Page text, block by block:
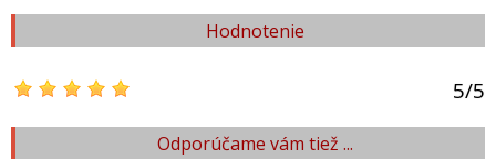
Hodnotenie
5/5
Odporúčame vám tiež ...